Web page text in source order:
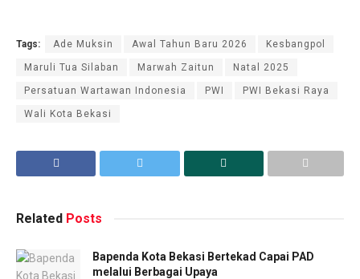
Tags: Ade Muksin Awal Tahun Baru 2026 Kesbangpol
Maruli Tua Silaban Marwah Zaitun Natal 2025
Persatuan Wartawan Indonesia PWI PWI Bekasi Raya
Wali Kota Bekasi
Related Posts
Bapenda Kota Bekasi Bertekad Capai PAD
melalui Berbagai Upaya